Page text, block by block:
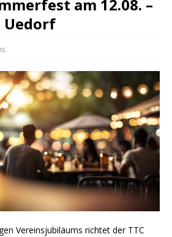
am 12.08. –
Uedorf
Vereinsjubiläums richtet der TTC